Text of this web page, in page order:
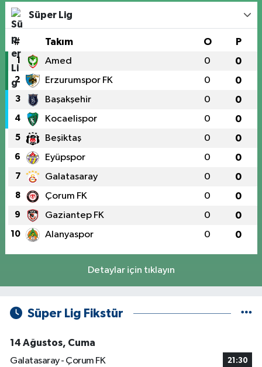
Süper Lig
# Takım O P
1 Amed 0 0
2 Erzurumspor FK 0 0
3 Başakşehir 0 0
4 Kocaelispor 0 0
5 Beşiktaş 0 0
6 Eyüpspor 0 0
7 Galatasaray 0 0
8 Çorum FK 0 0
9 Gaziantep FK 0 0
10 Alanyaspor 0 0
Detaylar için tıklayın
Süper Lig Fikstür
14 Ağustos, Cuma
Galatasaray - Çorum FK
21:30